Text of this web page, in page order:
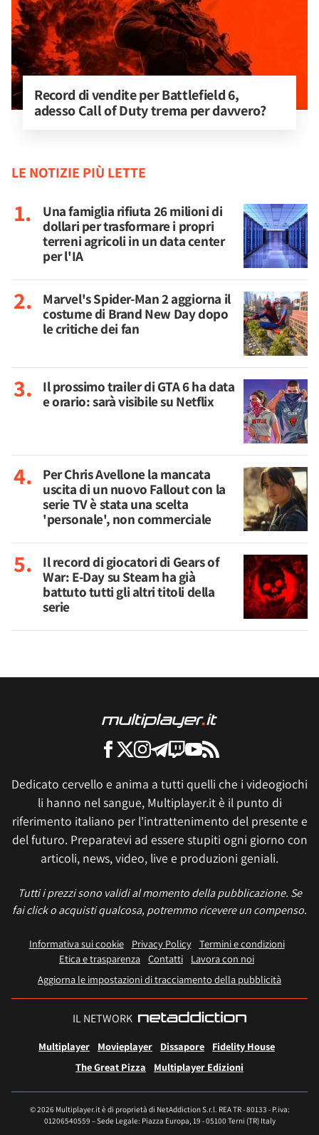
Record di vendite per Battlefield 6,
adesso Call of Duty trema per davvero?
LE NOTIZIE PIÙ LETTE
Una famiglia rifiuta 26 milioni di
dollari per trasformare i propri
terreni agricoli in un data center
per l'IA
Marvel's Spider-Man 2 aggiorna il
costume di Brand New Day dopo
le critiche dei fan
Il prossimo trailer di GTA 6 ha data
e orario: sarà visibile su Netflix
Per Chris Avellone la mancata
uscita di un nuovo Fallout con la
serie TV è stata una scelta
'personale', non commerciale
Il record di giocatori di Gears of
War: E-Day su Steam ha già
battuto tutti gli altri titoli della
serie
Dedicato cervello e anima a tutti quelli che i videogiochi
li hanno nel sangue, Multiplayer.it è il punto di
riferimento italiano per l'intrattenimento del presente e
del futuro. Preparatevi ad essere stupiti ogni giorno con
articoli, news, video, live e produzioni geniali.
Tutti i prezzi sono validi al momento della pubblicazione. Se
fai click o acquisti qualcosa, potremmo ricevere un compenso.
Informativa sui cookie Privacy Policy
Termini e condizioni
Etica e trasparenza Contatti
Lavora con noi
Aggiorna le impostazioni di tracciamento della pubblicità
IL NETWORK
Multiplayer Movieplayer Dissapore
Fidelity House
The Great Pizza
Multiplayer Edizioni
© 2026 Multiplayer.it è di proprietà di NetAddiction S.r.l. REA TR - 80133 - P.iva:
01206540559 – Sede Legale: Piazza Europa, 19 - 05100 Terni (TR) Italy